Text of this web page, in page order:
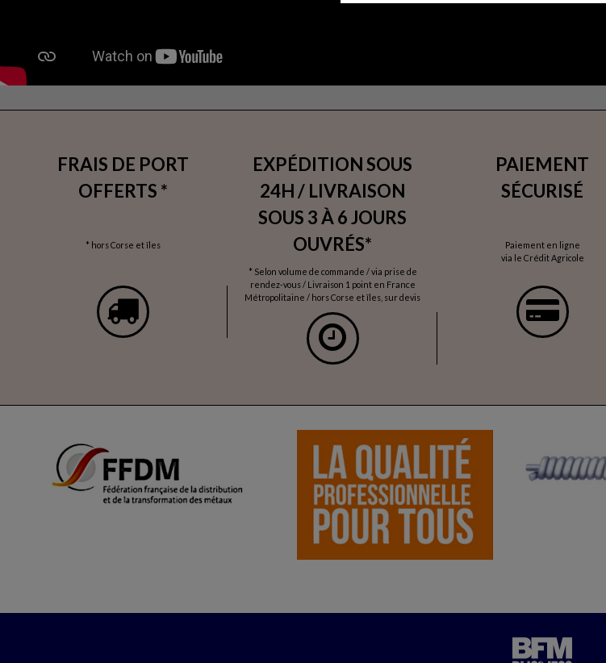
FRAIS DE PORT
OFFERTS *
* hors Corse et îles
EXPÉDITION SOUS
24H / LIVRAISON
SOUS 3 À 6 JOURS
OUVRÉS*
* Selon volume de commande / via prise de
rendez-vous / Livraison 1 point en France
Métropolitaine / hors Corse et îles, sur devis
PAIEMENT
SÉCURISÉ
Paiement en ligne
via le Crédit Agricole